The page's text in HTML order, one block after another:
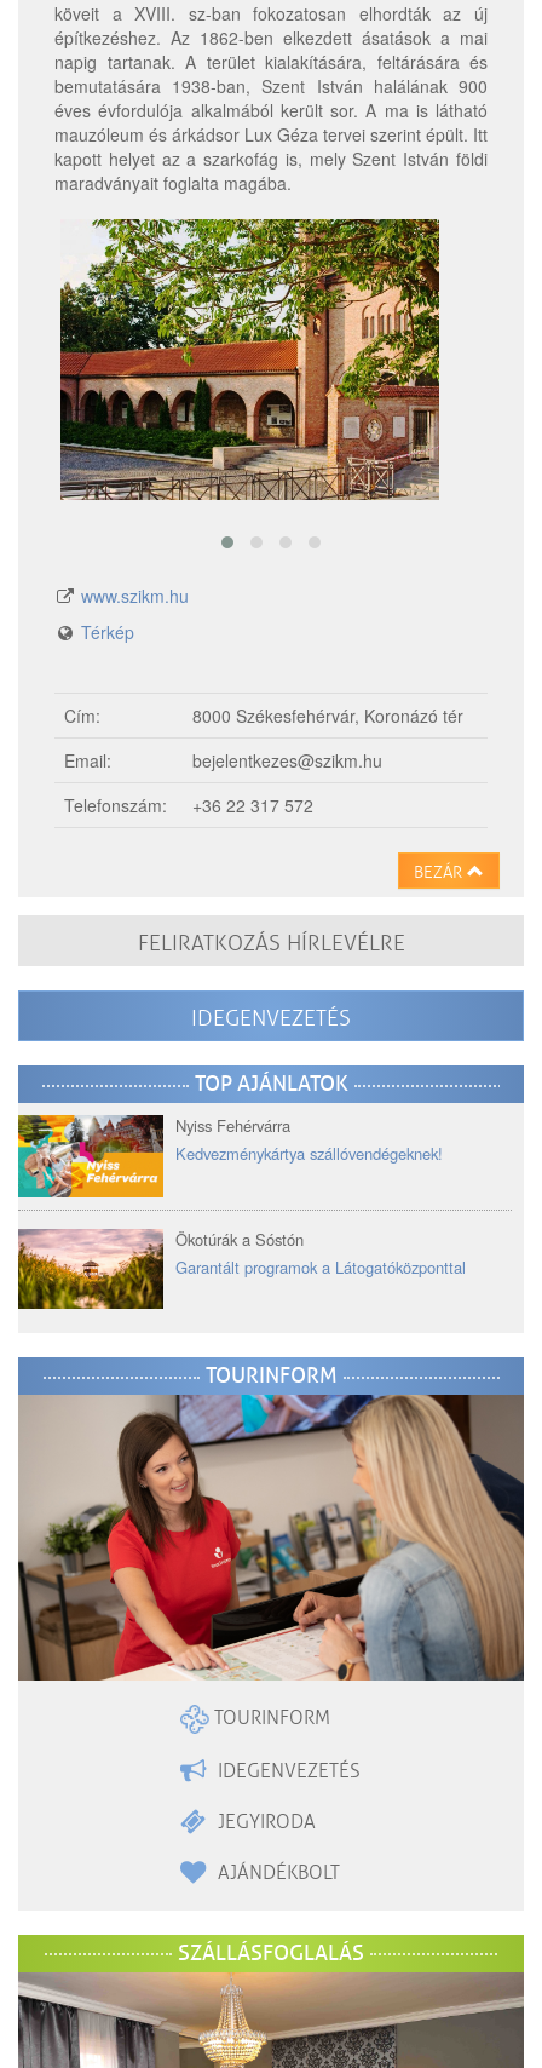
köveit a XVIII. sz-ban fokozatosan elhordták az új
építkezéshez. Az 1862-ben elkezdett ásatások a mai
napig tartanak. A terület kialakítására, feltárására és
bemutatására 1938-ban, Szent István halálának 900
éves évfordulója alkalmából került sor. A ma is látható
mauzóleum és árkádsor Lux Géza tervei szerint épült. Itt
kapott helyet az a szarkofág is, mely Szent István földi
maradványait foglalta magába.
www.szikm.hu
Térkép
Cím:
8000 Székesfehérvár, Koronázó tér
Email:
bejelentkezes@szikm.hu
Telefonszám:
+36 22 317 572
BEZÁR
FELIRATKOZÁS HÍRLEVÉLRE
IDEGENVEZETÉS
TOP AJÁNLATOK
Nyiss Fehérvárra
Kedvezménykártya szállóvendégeknek!
Ökotúrák a Sóstón
Garantált programok a Látogatóközponttal
TOURINFORM
TOURINFORM
IDEGENVEZETÉS
JEGYIRODA
AJÁNDÉKBOLT
SZÁLLÁSFOGLALÁS